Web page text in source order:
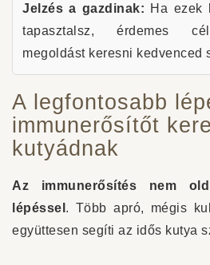
Jelzés a gazdinak: Ha ezek
tapasztalsz, érdemes
megoldást keresni kedvenced
A legfontosabb
immunerősítőt
kutyádnak
Az immunerősítés nem
lépéssel . Több apró, mégis
együttesen segíti az idős kutya